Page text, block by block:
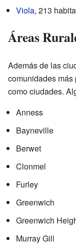
Viola, 213
Áreas
Además de las
comunidades
como ciudades.
Anness
Bayneville
Berwet
Clonmel
Furley
Greenwich
Greenwich
Murray Gill